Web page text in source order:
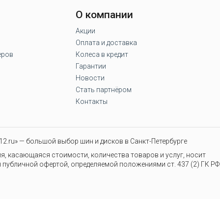
О компании
Акции
Оплата и доставка
Колеса в кредит
Гарантии
Новости
Стать партнёром
Контакты
— большой выбор шин и дисков в Санкт-Петербурге
касающаяся стоимости, количества товаров и услуг, носит
офертой, определяемой положениями ст. 437 (2) ГК РФ.